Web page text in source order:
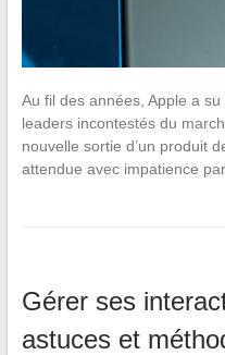
Au fil des années, Apple a
leaders incontestés du
nouvelle sortie d’un produit
attendue avec impatience
Gérer ses
astuces et